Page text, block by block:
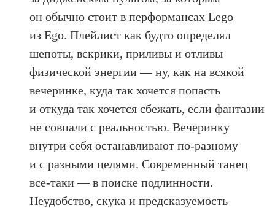
он обычно стоит в перформансах Lego
из Ego. Плейлист как будто определял
шепоты, вскрики, приливы и отливы
физической энергии — ну, как на всякой
вечеринке, куда так хочется попасть
и откуда так хочется сбежать, если фантазии
не совпали с реальностью. Вечеринку
внутри себя останавливают по-разному
и с разными целями. Современный​ танец
все-таки — в поиске подлинности.
Неудобство, скука и предсказуемость